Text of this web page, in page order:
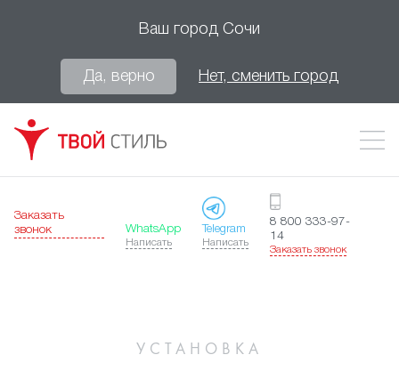
Ваш город Сочи
Да, верно Нет, сменить город
Заказать
звонок
WhatsApp
Написать
Telegram
Написать
8 800 333-97-
14
Заказать звонок
УСТАНОВКА